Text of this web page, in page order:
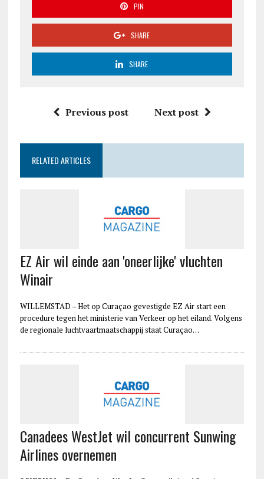
PIN
SHARE
SHARE
Previous post Next post
RELATED ARTICLES
EZ Air wil einde aan 'oneerlijke' vluchten
Winair
WILLEMSTAD – Het op Curaçao gevestigde EZ Air start een
procedure tegen het ministerie van Verkeer op het eiland. Volgens
de regionale luchtvaartmaatschappij staat Curaçao…
Canadees WestJet wil concurrent Sunwing
Airlines overnemen